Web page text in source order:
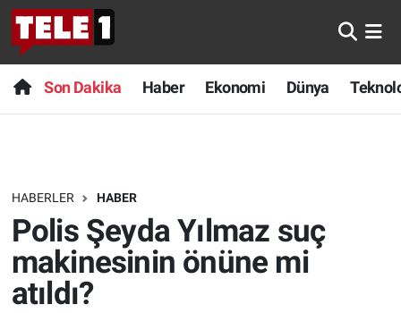
Son Dakika Haber Ekonomi Dünya
HABERLER HABER
Polis Şeyda Yılmaz suç
makinesinin önüne mi
atıldı?
Anında Manşet
Başka Sohbetler
Bilim turu
Bilim ve Teknoloji Evreni
Doğa Konuşuyor
Son Dakika
Haber
Dünya
Teknoloji
Sağlık
Nöbetçi Eczaneler
Hava Durumu
Trafik Durumu
Süper Lig Puan Durumu ve Fikstür
Tüm Manşetler